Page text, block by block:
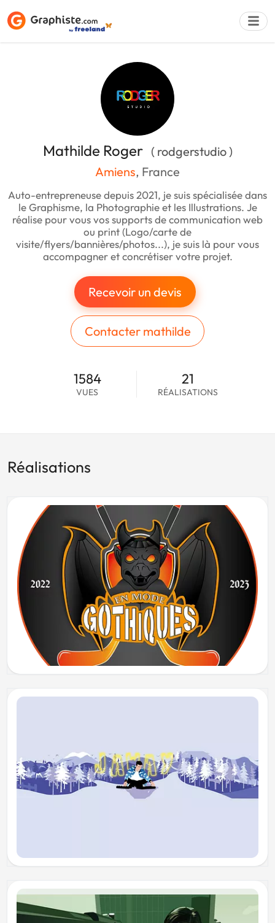
Mathilde Roger ( rodgerstudio )
Amiens, France
Auto-entrepreneuse depuis 2021, je suis spécialisée dans
le Graphisme, la Photographie et les Illustrations. Je
réalise pour vous vos supports de communication web
ou print (Logo/carte de
visite/flyers/bannières/photos...), je suis là pour vous
accompagner et concrétiser votre projet.
Recevoir un devis
Contacter mathilde
1584
VUES
21
RÉALISATIONS
Réalisations